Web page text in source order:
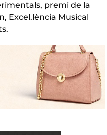
premi de la
Excel.lència Musical